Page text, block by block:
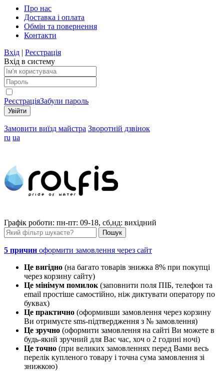
Про нас
Доставка і оплата
Обмін та повернення
Контакти
Вхід | Реєстрація
Вхід в систему
РеєстраціяЗабули пароль
Замовити виїзд майстра Зворотній дзвінок
ru ua
Графік роботи: пн-пт: 09-18, сб,нд: вихідний
5 причин оформити замовлення через сайт
Це вигідно (на багато товарів знижка 8% при покупці
через корзину сайту)
Це мінімум помилок (заповнити поля ПІБ, телефон та
email простіше самостійно, ніж диктувати оператору по
буквах)
Це практично (оформивши замовлення через корзину
Ви отримуєте sms-підтвердження з № замовлення)
Це зручно (оформити замовлення на сайті Ви можете в
будь-який зручний для Вас час, хоч о 2 годині ночі)
Це точно (при великих замовленнях перед Вами весь
перелік купленого товару і точна сума замовлення зі
знижкою)